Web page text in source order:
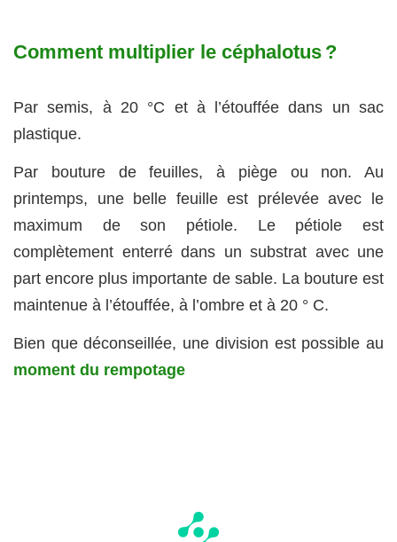
Comment multiplier le céphalotus ?
Par semis, à 20 °C et à l’étouffée dans un sac
plastique.
Par bouture de feuilles, à piège ou non. Au
printemps, une belle feuille est prélevée avec le
maximum de son pétiole. Le pétiole est
complètement enterré dans un substrat avec une
part encore plus importante de sable. La bouture est
maintenue à l’étouffée, à l’ombre et à 20 ° C.
Bien que déconseillée, une division est possible au
moment du rempotage